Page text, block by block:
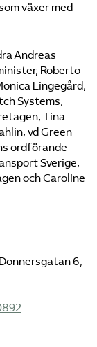
växer med
Andreas
Roberto
Lingegård,
Systems,
Tina
vd Green
ordförande
Sverige,
och Caroline
6,